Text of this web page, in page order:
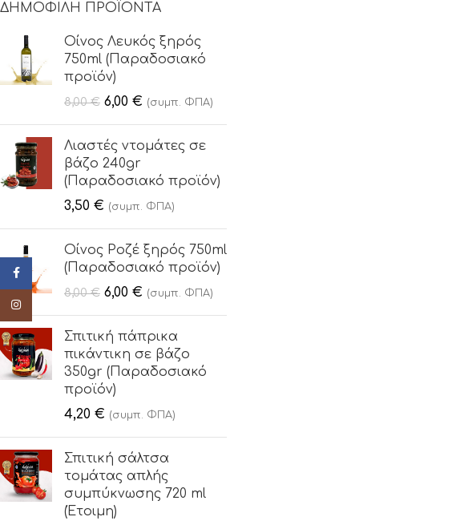
ΔΗΜΟΦΙΛΉ ΠΡΟΪΌΝΤΑ
Οίνος Λευκός ξηρός
750ml (Παραδοσιακό
προϊόν)
8,00€ 6,00 € (συμπ. ΦΠΑ)
Λιαστές ντομάτες σε
βάζο 240gr
(Παραδοσιακό προϊόν)
3,50 € (συμπ. ΦΠΑ)
Οίνος Ροζέ ξηρός 750ml
(Παραδοσιακό προϊόν)
8,00€ 6,00 € (συμπ. ΦΠΑ)
Σπιτική πάπρικα
πικάντικη σε βάζο
350gr (Παραδοσιακό
προϊόν)
4,20 € (συμπ. ΦΠΑ)
Σπιτική σάλτσα
τομάτας απλής
συμπύκνωσης 720 ml
(Έτοιμη)
Facebook